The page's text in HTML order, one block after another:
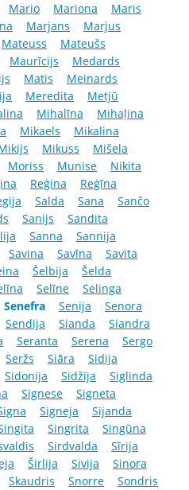
Mario Mariona
Maris
Marjans
Marjus
Mateuss
Mateušs
Maurīcijs
Medards
Matis
Meinards
Meredita
Metjū
Mihalīna
Mihaļina
Mikaels
Mikalina
Mikuss
Mišela
Moriss Munise
Nikita
Reģina
Reģīna
Salda Sana
Sančo
Sanijs
Sandita
Sanna
Sannija
Savina Savīna
Savita
Šelbija
Šelda
Selīne
Selinga
Senefra Senija
Senora
Sendija Sianda
Siandra
Seranta Serena
Sergo
Seržs Siāra
Sidija
Sidonija Sidžija
Siglinda
Signese
Signeta
Signeja
Sijanda
Singrita
Singūna
Sirdvalda
Sīrija
Širlija Sivija
Sinora
Skaudris Snorre
Sondris